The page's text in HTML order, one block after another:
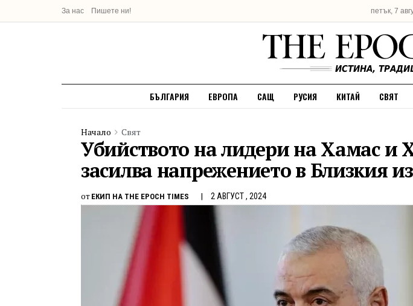
За нас Пишете ни! петък, 7
БЪЛГАРИЯ ЕВРОПА САЩ РУСИЯ КИТАЙ СВЯТ
Начало Свят
Убийството на лидери на Хамас и
засилва напрежението в Близкия
от ЕКИП НА THE EPOCH TIMES 2 АВГУСТ , 2024